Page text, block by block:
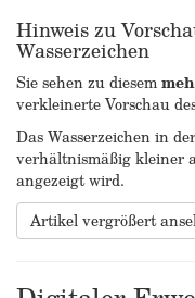
Hinweis zu
Wasserzeichen
Sie sehen zu diesem
verkleinerte Vorschau
Das Wasserzeichen in
verhältnismäßig kleiner
angezeigt wird.
Artikel vergrößert